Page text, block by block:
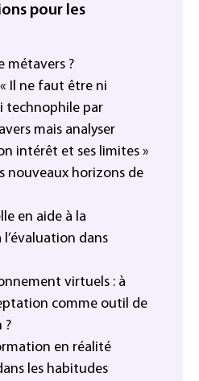
pour les
métavers ?
Il ne faut être ni
technophile par
mais analyser
intérêt et ses limites »
nouveaux horizons de
en aide à la
dans
virtuels : à
comme outil de
?
en réalité
les habitudes